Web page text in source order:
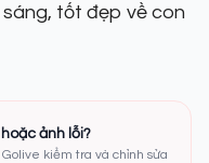
tốt đẹp về con
ảnh lỗi?
kiểm tra và chỉnh sửa